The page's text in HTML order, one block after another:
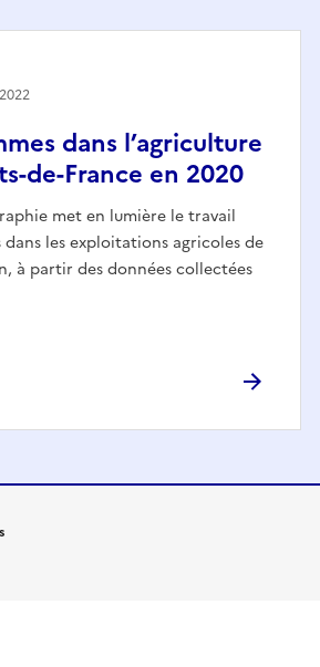
dans l’agriculture
de-France en 2020
met en lumière le travail
dans les exploitations agricoles de
à partir des données collectées